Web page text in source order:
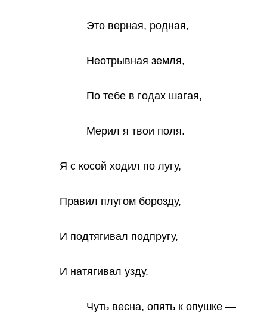
Это верная, родная,
Неотрывная земля,
По тебе в годах шагая,
Мерил я твои поля.
Я с косой ходил по лугу,
Правил плугом борозду,
И подтягивал подпругу,
И натягивал узду.
Чуть весна, опять к опушке —